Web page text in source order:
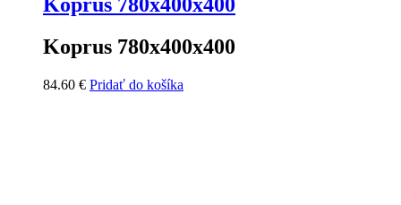
Koprus 780x400x400
Koprus 780x400x400
84.60 € Pridať do košíka